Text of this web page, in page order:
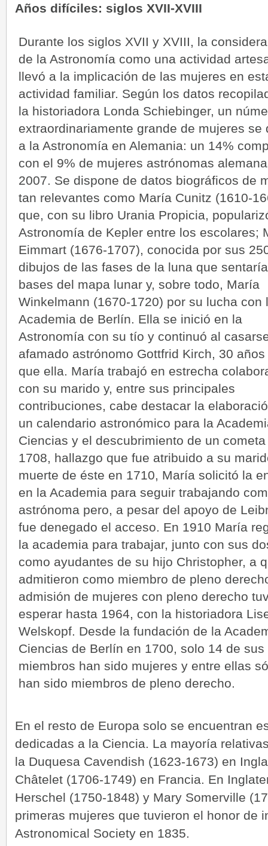
Años difíciles: siglos XVII-XVIII
Durante los siglos XVII y XVIII, la
de la Astronomía como una actividad
llevó a la implicación de las mujeres en
actividad familiar. Según los datos
la historiadora Londa Schiebinger, un
extraordinariamente grande de mujeres se
a la Astronomía en Alemania: un 14%
con el 9% de mujeres astrónomas
2007. Se dispone de datos biográficos de
tan relevantes como María Cunitz (1610-
que, con su libro Urania Propicia,
Astronomía de Kepler entre los escolares;
Eimmart (1676-1707), conocida por sus
dibujos de las fases de la luna que
bases del mapa lunar y, sobre todo, María
Winkelmann (1670-1720) por su lucha con
Academia de Berlín. Ella se inició en la
Astronomía con su tío y continuó al
afamado astrónomo Gottfrid Kirch, 30
que ella. María trabajó en estrecha
con su marido y, entre sus principales
contribuciones, cabe destacar la
un calendario astronómico para la
Ciencias y el descubrimiento de un
1708, hallazgo que fue atribuido a su
muerte de éste en 1710, María solicitó la
en la Academia para seguir trabajando
astrónoma pero, a pesar del apoyo de
fue denegado el acceso. En 1910 María
la academia para trabajar, junto con sus
como ayudantes de su hijo Christopher, a
admitieron como miembro de pleno
admisión de mujeres con pleno derecho
esperar hasta 1964, con la historiadora
Welskopf. Desde la fundación de la
Ciencias de Berlín en 1700, solo 14 de sus
miembros han sido mujeres y entre ellas
han sido miembros de pleno derecho.
En el resto de Europa solo se encuentran
dedicadas a la Ciencia. La mayoría
la Duquesa Cavendish (1623-1673) en
Châtelet (1706-1749) en Francia. En
Herschel (1750-1848) y Mary Somerville
primeras mujeres que tuvieron el honor de
Astronomical Society en 1835.